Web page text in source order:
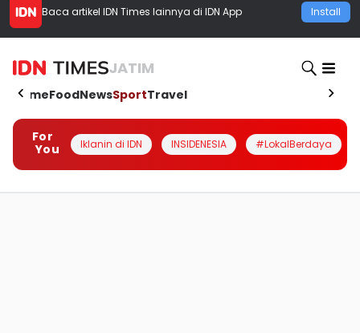
Baca artikel IDN Times lainnya di IDN App Install
JATIM
HomeFoodNewsSportTravel
For
You
Iklanin di IDN INSIDENESIA #LokalBerdaya